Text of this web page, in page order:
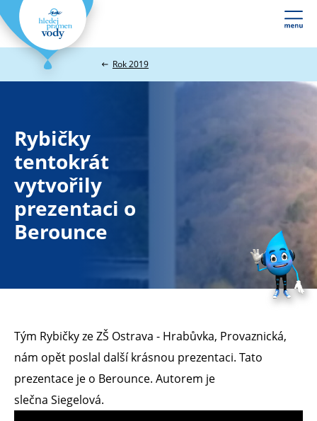
Webové
stránky
míru
Rok 2019
Rybičky
tentokrát
vytvořily
prezentaci o
Berounce
Tým Rybičky ze ZŠ Ostrava - Hrabůvka, Provaznická,
nám opět poslal další krásnou prezentaci. Tato
prezentace je o Berounce. Autorem je
slečna Siegelová.